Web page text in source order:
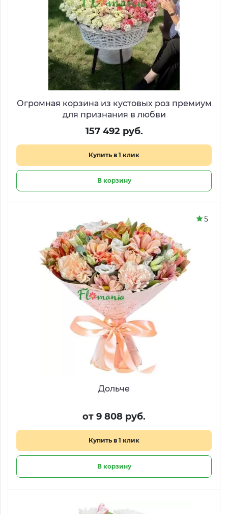
Огромная корзина из кустовых роз премиум
для признания в любви
157 492 руб.
Купить в 1 клик
В корзину
Дольче
от 9 808 руб.
Купить в 1 клик
В корзину
5